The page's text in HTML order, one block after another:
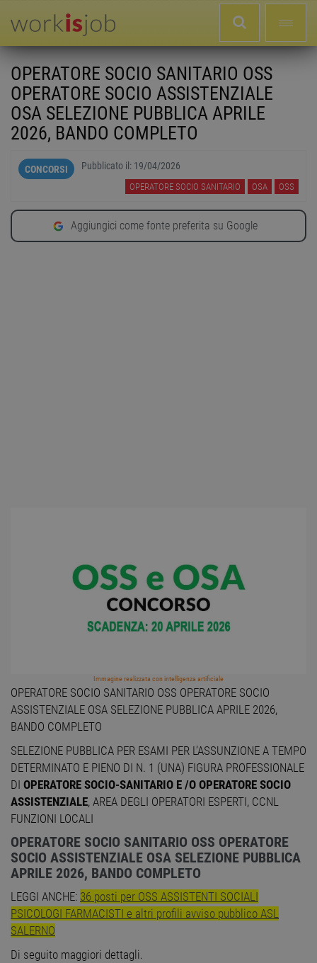
OPERATORE SOCIO SANITARIO OSS
OPERATORE SOCIO ASSISTENZIALE
OSA SELEZIONE PUBBLICA APRILE
2026, BANDO COMPLETO
CONCORSI Pubblicato il: 19/04/2026
OPERATORE SOCIO SANITARIO OSA OSS
Aggiungici come fonte preferita su Google
Immagine realizzata con intelligenza artificiale
OPERATORE SOCIO SANITARIO OSS OPERATORE SOCIO
ASSISTENZIALE OSA SELEZIONE PUBBLICA APRILE 2026,
BANDO COMPLETO
SELEZIONE PUBBLICA PER ESAMI PER L’ASSUNZIONE A TEMPO
DETERMINATO E PIENO DI N. 1 (UNA) FIGURA PROFESSIONALE
DI OPERATORE SOCIO-SANITARIO E /O OPERATORE SOCIO
ASSISTENZIALE, AREA DEGLI OPERATORI ESPERTI, CCNL
FUNZIONI LOCALI
OPERATORE SOCIO SANITARIO OSS OPERATORE
SOCIO ASSISTENZIALE OSA SELEZIONE PUBBLICA
APRILE 2026, BANDO COMPLETO
LEGGI ANCHE: 36 posti per OSS ASSISTENTI SOCIALI
PSICOLOGI FARMACISTI e altri profili avviso pubblico ASL
SALERNO
Di seguito maggiori dettagli.